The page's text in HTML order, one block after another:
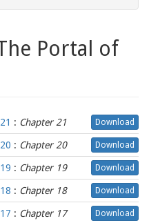
Portal of
: Chapter 21 Download
: Chapter 20 Download
: Chapter 19 Download
: Chapter 18 Download
: Chapter 17 Download